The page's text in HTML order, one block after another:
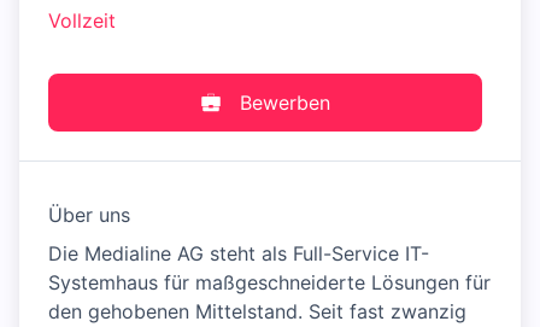
Vollzeit
Bewerben
Über uns
Die Medialine AG steht als Full-Service IT-
Systemhaus für maßgeschneiderte Lösungen für
den gehobenen Mittelstand. Seit fast zwanzig